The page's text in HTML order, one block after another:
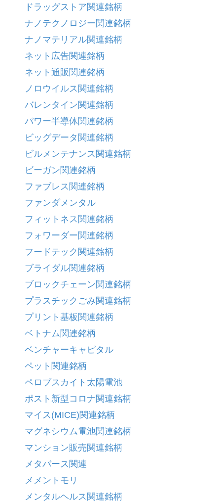
ドラッグストア関連銘柄
ナノテクノロジー関連銘柄
ナノマテリアル関連銘柄
ネット広告関連銘柄
ネット通販関連銘柄
ノロウイルス関連銘柄
バレンタイン関連銘柄
パワー半導体関連銘柄
ビッグデータ関連銘柄
ビルメンテナンス関連銘柄
ビーガン関連銘柄
ファブレス関連銘柄
ファンダメンタル
フィットネス関連銘柄
フォワーダー関連銘柄
フードテック関連銘柄
ブライダル関連銘柄
ブロックチェーン関連銘柄
プラスチックごみ関連銘柄
プリント基板関連銘柄
ベトナム関連銘柄
ベンチャーキャピタル
ペット関連銘柄
ペロブスカイト太陽電池
ポスト新型コロナ関連銘柄
マイス(MICE)関連銘柄
マグネシウム電池関連銘柄
マンション販売関連銘柄
メタバース関連
メメントモリ
メンタルヘルス関連銘柄